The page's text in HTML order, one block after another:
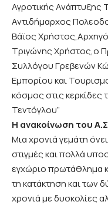
Αγροτικής
Αντιδήμαρχος
Βάϊος
Τριγώνης Χρήστος,ο
Συλλόγου Γρεβενών
Εμπορίου και
κόσμος στις κερκίδες
Τεντόγλου”
Η ανακοίνωση του
Μια χρονιά γεμάτη
στιγμές και πολλά
εγχώριο πρωτάθλημα
τη κατάκτηση και των
χρονιά με δυσκολίες